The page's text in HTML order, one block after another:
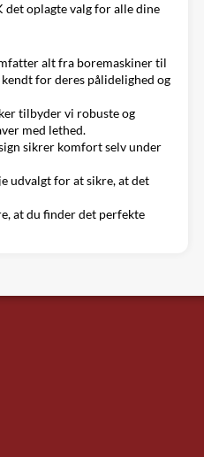
oplagte valg for alle dine
alt fra boremaskiner til
for deres pålidelighed og
tilbyder vi robuste og
med lethed.
sikrer komfort selv under
udvalgt for at sikre, at det
at du finder det perfekte